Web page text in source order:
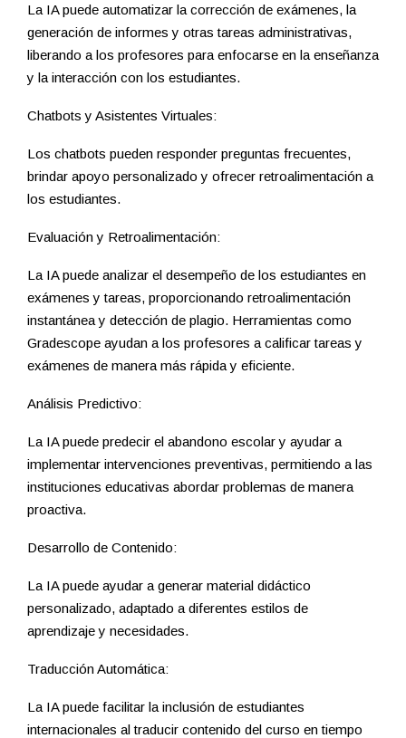
La IA puede automatizar la corrección de exámenes, la
generación de informes y otras tareas administrativas,
liberando a los profesores para enfocarse en la enseñanza
y la interacción con los estudiantes.
Chatbots y Asistentes Virtuales:
Los chatbots pueden responder preguntas frecuentes,
brindar apoyo personalizado y ofrecer retroalimentación a
los estudiantes.
Evaluación y Retroalimentación:
La IA puede analizar el desempeño de los estudiantes en
exámenes y tareas, proporcionando retroalimentación
instantánea y detección de plagio. Herramientas como
Gradescope ayudan a los profesores a calificar tareas y
exámenes de manera más rápida y eficiente.
Análisis Predictivo:
La IA puede predecir el abandono escolar y ayudar a
implementar intervenciones preventivas, permitiendo a las
instituciones educativas abordar problemas de manera
proactiva.
Desarrollo de Contenido:
La IA puede ayudar a generar material didáctico
personalizado, adaptado a diferentes estilos de
aprendizaje y necesidades.
Traducción Automática:
La IA puede facilitar la inclusión de estudiantes
internacionales al traducir contenido del curso en tiempo